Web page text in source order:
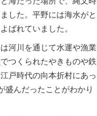
した。平野には海水がと
ばれていました。
河川を通じて水運や漁業
でつくられたやきものや鉄
戸時代の向本折村にあっ
盛んだったことがわかり